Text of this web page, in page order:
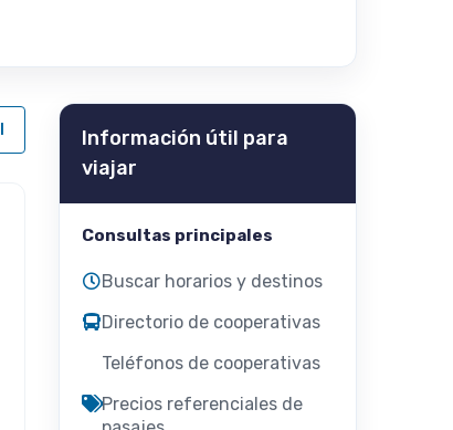
Información útil para
viajar
Consultas principales
Buscar horarios y destinos
Directorio de cooperativas
Teléfonos de cooperativas
Precios referenciales de